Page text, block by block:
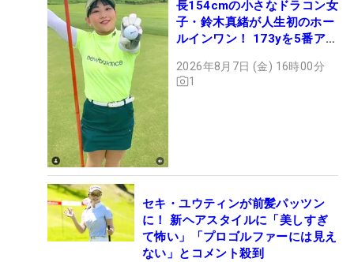
長154cmの小さなドラコン女
子・鈴木真緒が人生初のホー
ルインワン！ 173yを5番アイ
2026年8月7日 (金) 16時00分
1
セキ・ユウティンが前髪パッツン
に！ 新ヘアスタイルに「美しすぎ
て怖い」「プロゴルファーには見え
ない」とコメント殺到